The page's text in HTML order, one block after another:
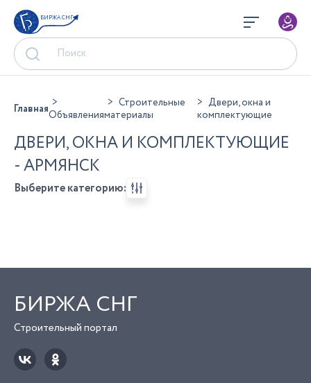
БИРЖА СНГ
ГлавнаяОбъявления
Строительные
материалы
Двери, окна и
комплектующие
ДВЕРИ, ОКНА И КОМПЛЕКТУЮЩИЕ
- АРМЯНСК
Выберите категорию:
БИРЖА СНГ
Строительный портал